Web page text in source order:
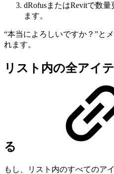
dRofusまたはRevitで数
ます。
“本当によろしいですか？”と
れます。
リスト内の全アイ
る
もし、リスト内のすべてのア